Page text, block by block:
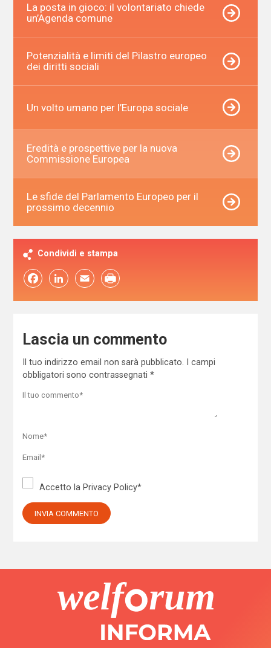
La posta in gioco: il volontariato chiede
un’Agenda comune
Potenzialità e limiti del Pilastro europeo
dei diritti sociali
Un volto umano per l’Europa sociale
Eredità e prospettive per la nuova
Commissione Europea
Le sfide del Parlamento Europeo per il
prossimo decennio
Condividi e stampa
FacebookLinkedIn Email
Lascia un commento
Il tuo indirizzo email non sarà pubblicato.
I campi
obbligatori sono contrassegnati *
Accetto la Privacy Policy*